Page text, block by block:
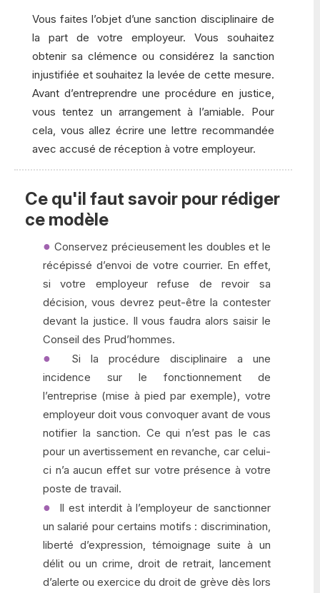
Vous faites l’objet d’une sanction disciplinaire de
la part de votre employeur. Vous souhaitez
obtenir sa clémence ou considérez la sanction
injustifiée et souhaitez la levée de cette mesure.
Avant d’entreprendre une procédure en justice,
vous tentez un arrangement à l’amiable. Pour
cela, vous allez écrire une lettre recommandée
avec accusé de réception à votre employeur.
Ce qu'il faut savoir pour rédiger
ce modèle
Conservez précieusement les doubles et le
récépissé d’envoi de votre courrier. En effet,
si votre employeur refuse de revoir sa
décision, vous devrez peut-être la contester
devant la justice. Il vous faudra alors saisir le
Conseil des Prud’hommes.
Si la procédure disciplinaire a une
incidence sur le fonctionnement de
l’entreprise (mise à pied par exemple), votre
employeur doit vous convoquer avant de vous
notifier la sanction. Ce qui n’est pas le cas
pour un avertissement en revanche, car celui-
ci n’a aucun effet sur votre présence à votre
poste de travail.
Il est interdit à l’employeur de sanctionner
un salarié pour certains motifs : discrimination,
liberté d’expression, témoignage suite à un
délit ou un crime, droit de retrait, lancement
d’alerte ou exercice du droit de grève dès lors